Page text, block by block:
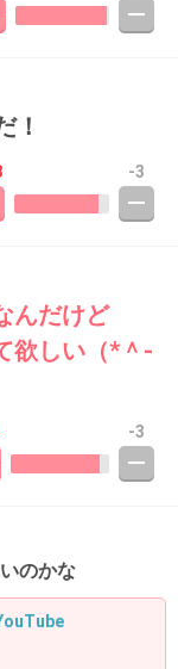
！
-3
んだけど
欲しい（*＾-
-3
のかな